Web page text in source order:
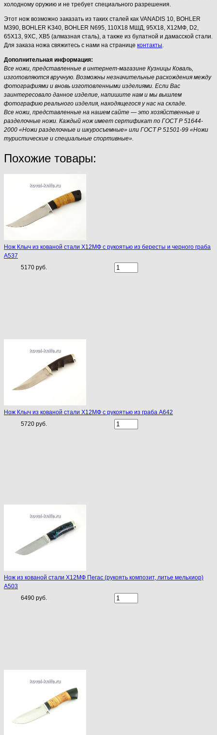
холодному оружию и не требует специального разрешения.
Этот нож возможно заказать из таких сталей как VANADIS 10, BOHLER
M390, BOHLER K340, BOHLER N695, 110Х18 МШД, 95Х18, Х12МФ, D2,
65Х13, 9ХС, ХВ5 (алмазная сталь), а также из булатной и дамасской стали.
Для заказа ножа свяжитесь с нами на странице контакты.
Дополнительная информация:
Все ножи, представленные в интернет-магазине Кузницы Коваль,
изготовляются вручную. Возможны незначительные расхождения между
фотографиями и вновь изготовленными изделиями. Если Вас
заинтересовало данное изделие, напишите нам и мы вышлем
фотографию реального изделия, находящегося у нас на складе.
Все ножи, представленные на нашем сайте — это хозяйственные и
разделочные ножи. Каждый нож имеет сертификат по ГОСТ Р 51644-
2000 «Ножи разделочные и шкуросъемные» или ГОСТ Р 51501-99 «Ножи
туристические и специальные спортивные».
Похожие товары:
Нож Клыч из кованой стали Х12МФ с рукоятью из бересты и черного граба
A537
5170 руб.
Нож Клыч из кованой стали Х12МФ с рукоятью из граба A642
5720 руб.
Нож из кованой стали Х12МФ Пегас (рукоять композит, литье мельхиор)
A503
6490 руб.